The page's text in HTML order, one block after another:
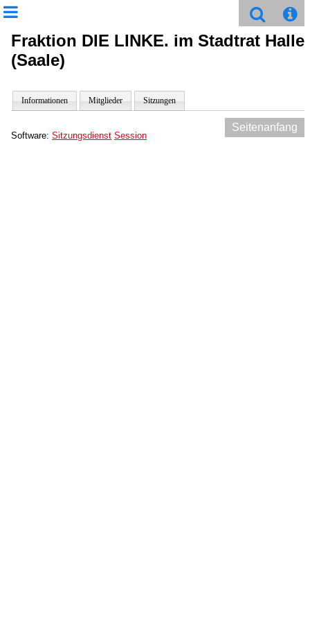
Fraktion DIE LINKE. im Stadtrat Halle
(Saale)
Informationen Mitglieder Sitzungen
Seitenanfang
Software: Sitzungsdienst Session